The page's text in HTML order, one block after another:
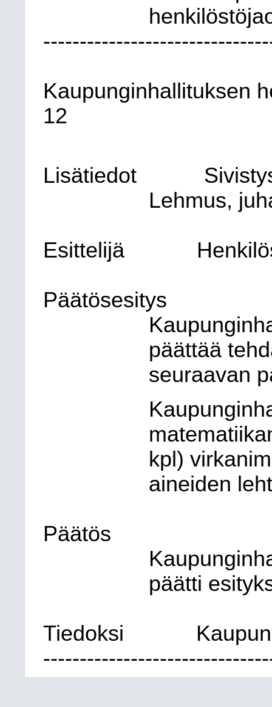
Kaupunginhallituksen
12
Lisätiedot
Lehmus,
Esittelijä
Päätösesitys
päättää
seuraavan
kpl)
aineiden
Päätös
päätti
Tiedoksi